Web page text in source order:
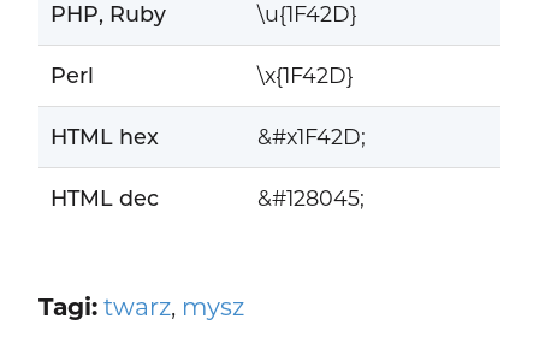
PHP, Ruby \u{1F42D}
Perl \x{1F42D}
HTML hex &#x1F42D;
HTML dec &#128045;
Tagi: twarz, mysz